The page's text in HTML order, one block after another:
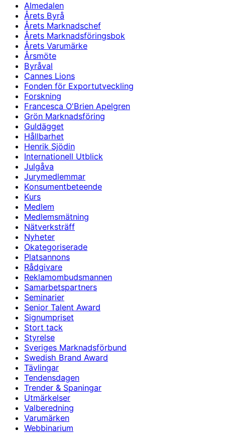
Almedalen
Årets Byrå
Årets Marknadschef
Årets Marknadsföringsbok
Årets Varumärke
Årsmöte
Byråval
Cannes Lions
Fonden för Exportutveckling
Forskning
Francesca O'Brien Apelgren
Grön Marknadsföring
Guldägget
Hållbarhet
Henrik Sjödin
Internationell Utblick
Julgåva
Jurymedlemmar
Konsumentbeteende
Kurs
Medlem
Medlemsmätning
Nätverksträff
Nyheter
Okategoriserade
Platsannons
Rådgivare
Reklamombudsmannen
Samarbetspartners
Seminarier
Senior Talent Award
Signumpriset
Stort tack
Styrelse
Sveriges Marknadsförbund
Swedish Brand Award
Tävlingar
Tendensdagen
Trender & Spaningar
Utmärkelser
Valberedning
Varumärken
Webbinarium